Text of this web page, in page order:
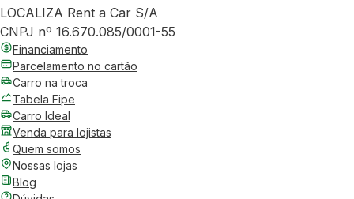
LOCALIZA Rent a Car S/A
CNPJ nº 16.670.085/0001-55
Financiamento
Parcelamento no cartão
Carro na troca
Tabela Fipe
Carro Ideal
Venda para lojistas
Quem somos
Nossas lojas
Blog